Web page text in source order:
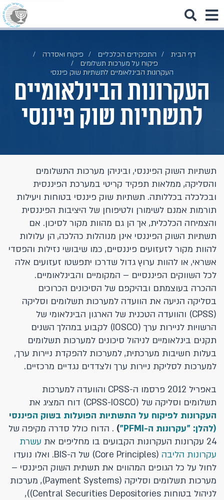
דף הבית התפקידים הכלכליים
פיקוח ואסדרה
פיקוח על מערכות תשלומים
העקרונות הבינלאומיים לתשתיות שוק פיננסי
העקרונות הבינלאומיים
לתשתיות שוק פיננסי
תשתיות השוק הפיננסי, וביניהן מערכות התשלומים
והסליקה, ממלאות תפקיד קריטי במערכת הפיננסית
ובכלכלה בכללותה. תשתיות שוק פיננסי בטוחות ויעילות
תורמות אמנם לשימורן ולטיפוחן של היציבות הפיננסית
והצמיחה הכלכלית, אך הן גם מהוות מקור לסיכון. אם
תשתיות השוק הפיננסי אינן מנוהלות כהלכה, הן עלולות
להוות מקור לזעזועים פיננסיים, כמו שיבושי נזילות והפסדי
אשראי, או להוות ערוץ גדול שדרכו יתפשטו זעזועים אלה
לכל השווקים הפיננסיים – המקומיים והבינלאומיים.
ההכרה בעוצמתם ובהיקפם של הסיכונים הכרוכים
בסליקה הניעה את הוועדה למערכות תשלומים וסליקה
(CPSS) והוועדה הטכנית של הארגון הבינלאומי של
הרשויות לניירות ערך (IOSCO) לקבוע במהלך השנים
תקנים בינלאומיים לניהול סיכונים למערכות תשלומים
בעלות חשיבות מערכתית, למערכות להפקדת ניירות ערך,
למערכות לסליקת ניירות ערך ולצדדים נגדיים מרכזיים.
באפריל 2012 פרסמו ה-CPSS והוועדה למערכות
תשלומים וסליקה של (CPSS-IOSCO) דוח המציג את
העקרונות לפיקוח על התשתיות הפועלות בשוק הפיננסי
(להלן: "עקרונות ה-PFMI
"
) . הדוח כולל סדרה מקיפה של
24 עקרונות העקרונות הקבועים בו מחליפים את
עשרת
עקרונות הליבה
(Core Principles) של ה-BIS. ואלו נועדו
לחול על כל הגופים המהווים את תשתית השוק הפיננסי –
מערכות תשלומים וסליקה (Payment Systems), מערכות
לניהול בטוחות Central Securities Depositories)),